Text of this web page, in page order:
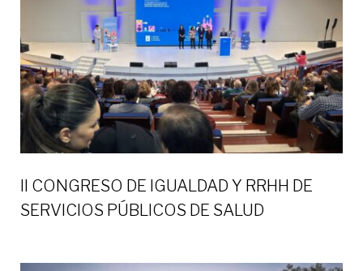
II CONGRESO DE IGUALDAD Y RRHH DE
SERVICIOS PÚBLICOS DE SALUD